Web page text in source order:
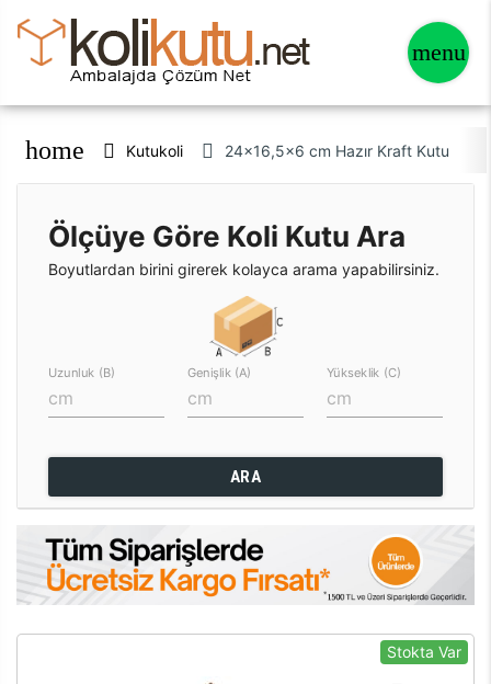
home Kutukoli 24x16,5x6 cm Hazır Kraft Kutu
Ölçüye Göre Koli Kutu Ara
Boyutlardan birini girerek kolayca arama yapabilirsiniz.
Uzunluk (B) Genişlik (A) Yükseklik (C)
ARA
Stokta Var